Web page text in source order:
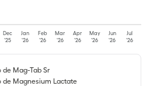
Dec
'25
Jan
'26
Feb
'26
Mar
'26
Apr
'26
May
'26
Jun
'26
Jul
'26
de Mag-Tab Sr
de Magnesium Lactate